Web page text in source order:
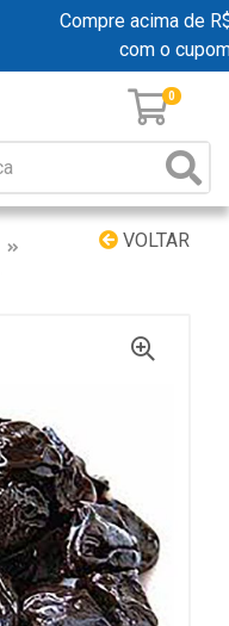
Compre acima de
com o
0
VOLTAR